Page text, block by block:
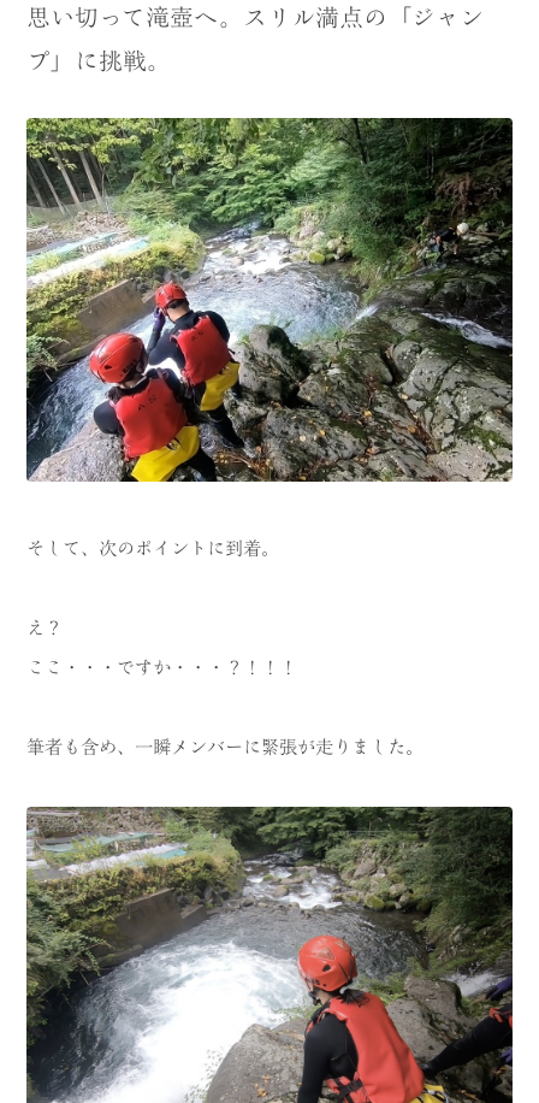
思い切って滝壺へ。スリル満点の「ジャン
プ」に挑戦。
そして、次のポイントに到着。
え？
ここ・・・ですか・・・？！！！
筆者も含め、一瞬メンバーに緊張が走りました。